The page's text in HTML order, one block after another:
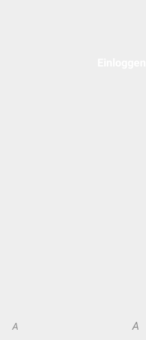
A A